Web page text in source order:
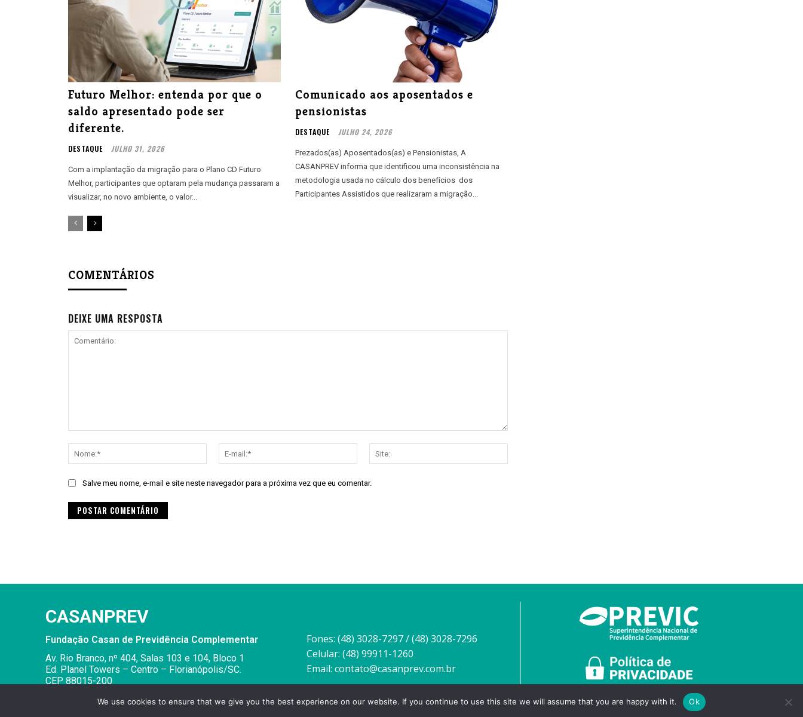
Futuro Melhor: entenda por que o
saldo apresentado pode ser
diferente.
DESTAQUE JULHO 31, 2026
Com a implantação da migração para o Plano CD Futuro
Melhor, participantes que optaram pela mudança passaram a
visualizar, no novo ambiente, o valor...
Comunicado aos aposentados e
pensionistas
DESTAQUE JULHO 24, 2026
Prezados(as) Aposentados(as) e Pensionistas, A
CASANPREV informa que identificou uma inconsistência na
metodologia usada no cálculo dos benefícios dos
Participantes Assistidos que realizaram a migração...
COMENTÁRIOS
DEIXE UMA RESPOSTA
Nome:*
mail:*
Salve meu nome, e-mail e site neste navegador para a próxima vez que eu comentar.
CASANPREV
Fundação Casan de Previdência Complementar
Av. Rio Branco, nº 404, Salas 103 e 104, Bloco 1
Ed. Planel Towers – Centro – Florianópolis/SC.
CEP 88015-200
Fones: (48) 3028-7297 / (48) 3028-7296
Celular: (48) 99911-1260
Email: contato@casanprev.com.br
We use cookies to ensure that we give you the best experience on our website. If you continue to use this site we will assume that you are happy with it. Ok